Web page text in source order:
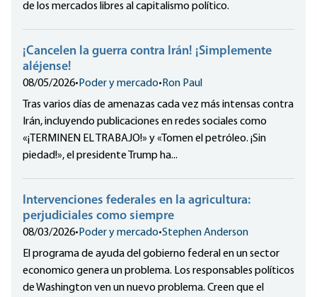
de los mercados libres al capitalismo político.
¡Cancelen la guerra contra Irán! ¡Simplemente
aléjense!
08/05/2026• Poder y mercado• Ron Paul
Tras varios días de amenazas cada vez más intensas contra
Irán, incluyendo publicaciones en redes sociales como
«¡TERMINEN EL TRABAJO!» y «Tomen el petróleo. ¡Sin
piedad!», el presidente Trump ha...
Intervenciones federales en la agricultura:
perjudiciales como siempre
08/03/2026• Poder y mercado•Stephen Anderson
El programa de ayuda del gobierno federal en un sector
economico genera un problema. Los responsables políticos
de Washington ven un nuevo problema. Creen que el